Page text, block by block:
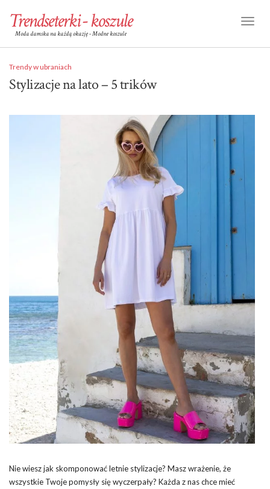
Trendseterki - koszule
Moda damska na każdą okazję - Modne koszule
Trendy w ubraniach
Stylizacje na lato – 5 trików
Nie wiesz jak skomponować letnie stylizacje? Masz wrażenie, że
wszystkie Twoje pomysły się wyczerpały? Każda z nas chce mieć